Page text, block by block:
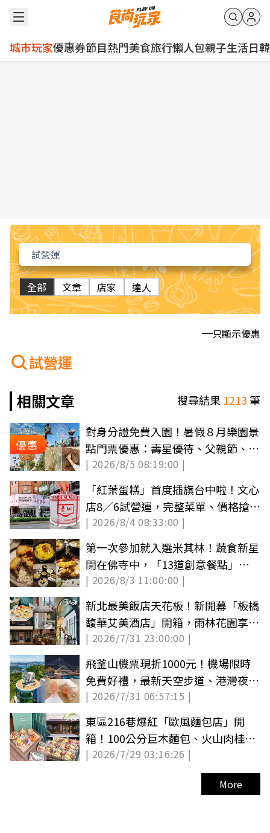
城市玩家優惠券節目熱門美食旅行懶人包親子生活日韓
全部 文章 店家 達人
只顯示優惠
試營運
相關文章
搜尋結果 1213筆
優惠
對身分證免費入園！暑假８月樂園景
點門票優惠：壽星優待、父親節、買
一送一
| 2026/8/5 08:19:00 |
「紅葉蛋糕」首度插旗台中啦！文心
店8／6試營運，完整菜單、價格搶先
看
| 2026/8/4 08:33:00 |
第一次參加就入選米其林！蔬食新星
開在佛寺中，「13道創意餐點」
Chef來說菜
| 2026/8/3 11:00:00 |
新北最美飯店天花板！新開幕「板橋
馥華艾美酒店」開箱，雨林花園享受
吃到飽
| 2026/7/31 23:00:00 |
飛釜山機票現折1000元！機場限時
免費好禮，最新天空步道、港灣夜景
秘境
| 2026/7/31 06:57:15 |
東區216巷爆紅「歐風麵包店」開
箱！100公分巨木麵包、火山肉桂
捲，價格優惠看這
| 2026/7/29 03:16:26 |
More